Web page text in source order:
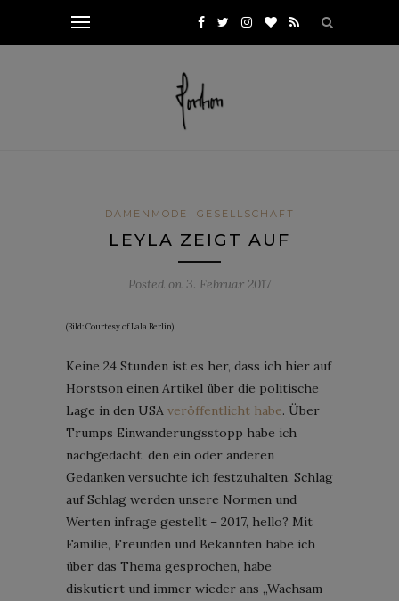
DAMENMODE GESELLSCHAFT
LEYLA ZEIGT AUF
Posted on 3. Februar 2017
(Bild: Courtesy of Lala Berlin)
Keine 24 Stunden ist es her, dass ich hier auf
Horstson einen Artikel über die politische
Lage in den USA veröffentlicht habe. Über
Trumps Einwanderungsstopp habe ich
nachgedacht, den ein oder anderen
Gedanken versuchte ich festzuhalten. Schlag
auf Schlag werden unsere Normen und
Werten infrage gestellt – 2017, hello? Mit
Familie, Freunden und Bekannten habe ich
über das Thema gesprochen, habe
diskutiert und immer wieder ans „Wachsam